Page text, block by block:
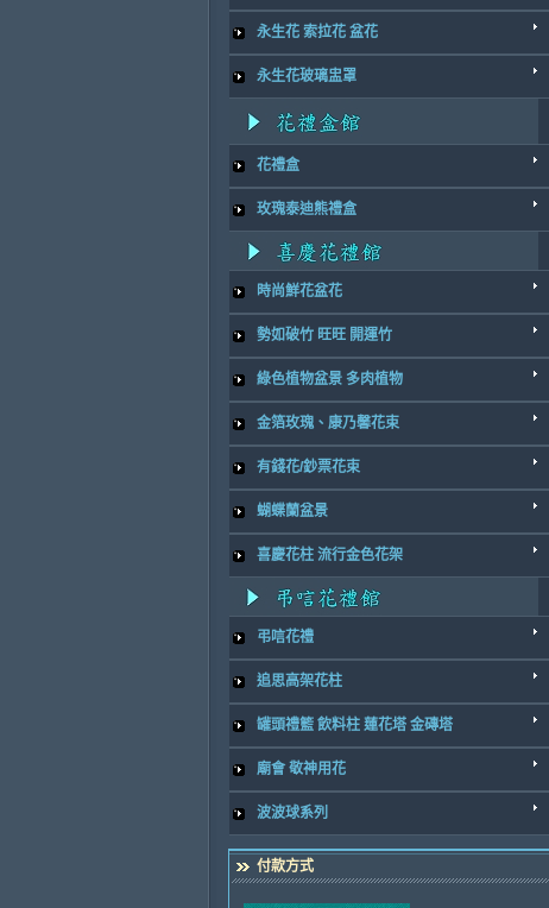
永生花 索拉花 盆花
永生花玻璃盅罩
花禮盒
玫瑰泰迪熊禮盒
時尚鮮花盆花
勢如破竹 旺旺 開運竹
綠色植物盆景 多肉植物
金箔玫瑰、康乃馨花束
有錢花/鈔票花束
蝴蝶蘭盆景
喜慶花柱 流行金色花架
弔唁花禮
追思高架花柱
罐頭禮籃 飲料柱 蓮花塔 金磚塔
廟會 敬神用花
波波球系列
付款方式